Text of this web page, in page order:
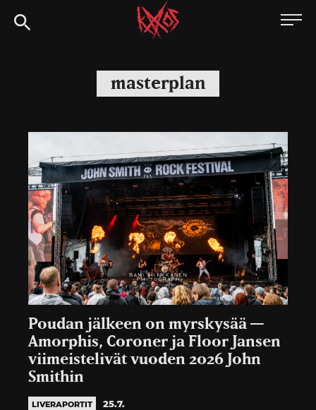
Siirry
suoraan
Kaaoszine
masterplan
Poudan jälkeen on myrskysää —
Amorphis, Coroner ja Floor Jansen
viimeistelivät vuoden 2026 John
Smithin
LIVERAPORTIT 25.7.